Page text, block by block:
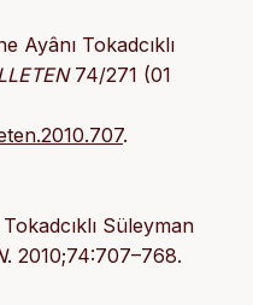
Ayânı Tokadcıklı
74/271 (01
.
Süleyman
. 2010;74:707–768.